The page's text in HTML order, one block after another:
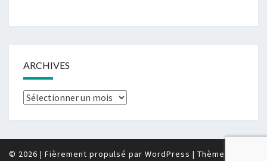
ARCHIVES
Archives
© 2026 | Fièrement propulsé par WordPress | Thème :